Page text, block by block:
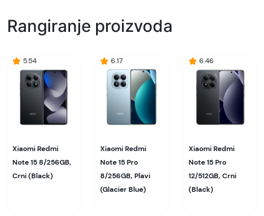
Rangiranje proizvoda
5.54
Xiaomi Redmi
Note 15 8/256GB,
Crni (Black)
6.17
Xiaomi Redmi
Note 15 Pro
8/256GB, Plavi
(Glacier Blue)
6.46
Xiaomi Redmi
Note 15 Pro
12/512GB, Crni
(Black)